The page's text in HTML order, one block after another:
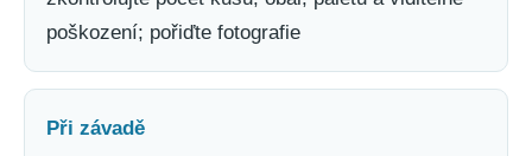
poškození; pořiďte fotografie
Při závadě